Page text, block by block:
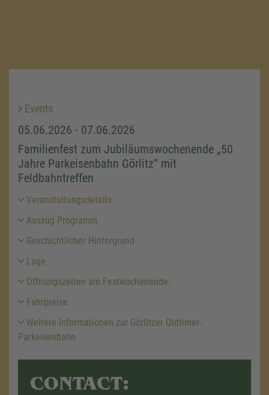
Events
05.06.2026 - 07.06.2026
Familienfest zum Jubiläumswochenende „50
Jahre Parkeisenbahn Görlitz“ mit
Feldbahntreffen
Veranstaltungsdetails
Auszug Programm
Geschichtlicher Hintergrund
Lage
Öffnungszeiten am Festwochenende:
Fahrpreise
Weitere Informationen zur Görlitzer Oldtimer-
Parkeisenbahn
CONTACT: